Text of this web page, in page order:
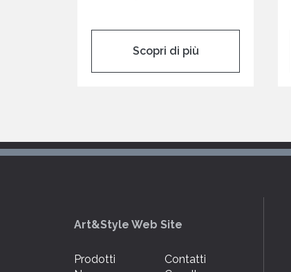
Scopri di più
Art&Style Web Site
Prodotti
Contatti